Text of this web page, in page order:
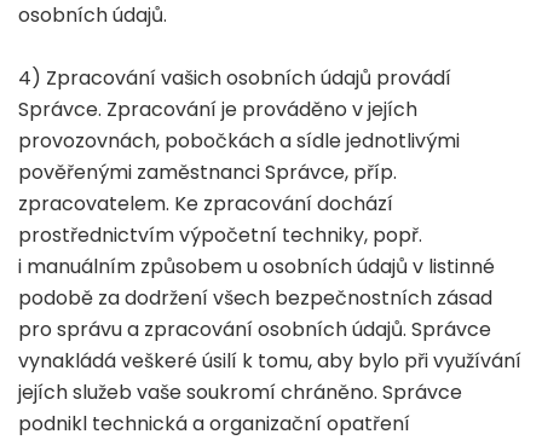
osobních údajů.
4) Zpracování vašich osobních údajů provádí
Správce. Zpracování je prováděno v jejích
provozovnách, pobočkách a sídle jednotlivými
pověřenými zaměstnanci Správce, příp.
zpracovatelem. Ke zpracování dochází
prostřednictvím výpočetní techniky, popř.
i manuálním způsobem u osobních údajů v listinné
podobě za dodržení všech bezpečnostních zásad
pro správu a zpracování osobních údajů. Správce
vynakládá veškeré úsilí k tomu, aby bylo při využívání
jejích služeb vaše soukromí chráněno. Správce
podnikl technická a organizační opatření